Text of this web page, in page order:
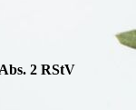
2 RStV